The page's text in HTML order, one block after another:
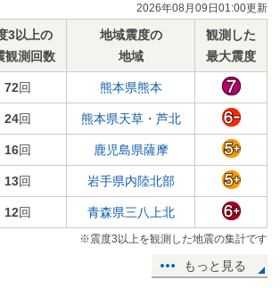
2026年08月09日01:00更新
3以上の
観測回数
地域震度の
地域
観測した
最大震度
72回 熊本県熊本
24回 熊本県天草・芦北
16回 鹿児島県薩摩
13回 岩手県内陸北部
12回 青森県三八上北
※震度3以上を観測した地震の集計です
もっと見る